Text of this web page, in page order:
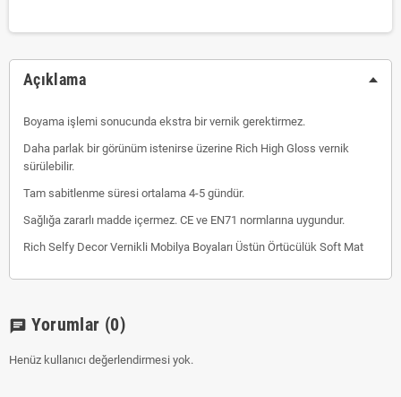
Açıklama
Boyama işlemi sonucunda ekstra bir vernik gerektirmez.
Daha parlak bir görünüm istenirse üzerine Rich High Gloss vernik
sürülebilir.
Tam sabitlenme süresi ortalama 4-5 gündür.
Sağlığa zararlı madde içermez. CE ve EN71 normlarına uygundur.
Rich Selfy Decor Vernikli Mobilya Boyaları Üstün Örtücülük Soft Mat
chat Yorumlar (0)
Henüz kullanıcı değerlendirmesi yok.